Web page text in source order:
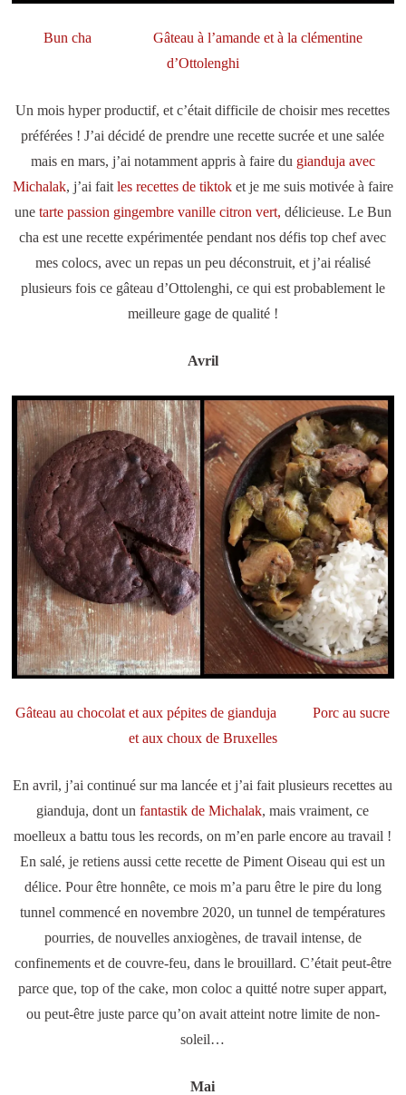
Bun cha
Gâteau à l’amande et à la clémentine
d’Ottolenghi
Un mois hyper productif, et c’était difficile de choisir mes recettes
préférées ! J’ai décidé de prendre une recette sucrée et une salée
mais en mars, j’ai notamment appris à faire du gianduja avec
Michalak, j’ai fait les recettes de tiktoket je me suis motivée à faire
unetarte passion gingembre vanille citron vert, délicieuse. Le Bun
cha est une recette expérimentée pendant nos défis top chef avec
mes colocs, avec un repas un peu déconstruit, et j’ai réalisé
plusieurs fois ce gâteau d’Ottolenghi, ce qui est probablement le
meilleure gage de qualité !
Avril
Gâteau au chocolat et aux pépites de gianduja
Porc au sucre
et aux choux de Bruxelles
En avril, j’ai continué sur ma lancée et j’ai fait plusieurs recettes au
gianduja, dont unfantastik de Michalak, mais vraiment, ce
moelleux a battu tous les records, on m’en parle encore au travail !
En salé, je retiens aussi cette recette de Piment Oiseau qui est un
délice. Pour être honnête, ce mois m’a paru être le pire du long
tunnel commencé en novembre 2020, un tunnel de températures
pourries, de nouvelles anxiogènes, de travail intense, de
confinements et de couvre-feu, dans le brouillard. C’était peut-être
parce que, top of the cake, mon coloc a quitté notre super appart,
ou peut-être juste parce qu’on avait atteint notre limite de non-
soleil…
Mai